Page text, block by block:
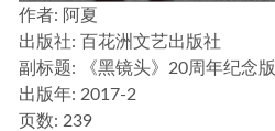
作者: 阿夏
出版社: 百花洲文艺出版社
副标题: 《黑镜头》20周年纪念版
出版年: 2017-2
页数: 239